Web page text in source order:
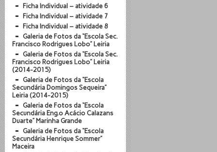
Ficha Individual – atividade 6
Ficha Individual – atividade 7
Ficha Individual – atividade 8
Galeria de Fotos da “Escola Sec.
Francisco Rodrigues Lobo” Leiria
Galeria de Fotos da “Escola Sec.
Francisco Rodrigues Lobo” Leiria
(2014-2015)
Galeria de Fotos da “Escola
Secundária Domingos Sequeira”
Leiria (2014-2015)
Galeria de Fotos da “Escola
Secundária Eng.º Acácio Calazans
Duarte” Marinha Grande
Galeria de Fotos da “Escola
Secundária Henrique Sommer”
Maceira